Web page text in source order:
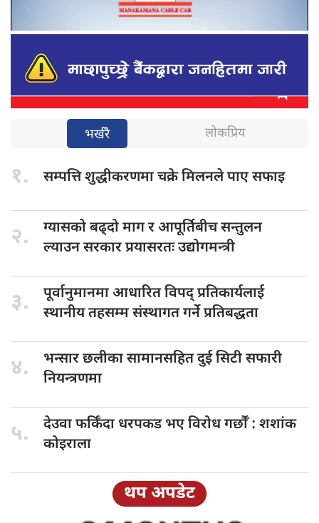
भर्खरै लोकप्रिय
१. सम्पत्ति शुद्धीकरणमाचक्रे मिलनले पाए सफाइ
२. ग्यासको बढ्दोमाग र आपूर्तिबीच सन्तुलन
ल्याउन सरकार प्रयासरतः उद्योगमन्त्री
३. पूर्वानुमानमा आधारितविपद् प्रतिकार्यलाई
स्थानीय तहसम्म संस्थागत गर्ने प्रतिबद्धता
४. भन्सार छलीकासामानसहित दुई सिटी सफारी
नियन्त्रणमा
५. देउवा फर्किँदा धरपकड भए विरोध गर्छौँं : शशांक
कोइराला
थप अपडेट